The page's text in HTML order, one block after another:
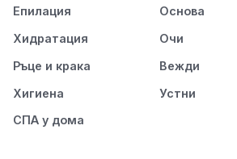
Епилация
Хидратация
Ръце и крака
Хигиена
СПА у дома
Основа
Очи
Вежди
Устни